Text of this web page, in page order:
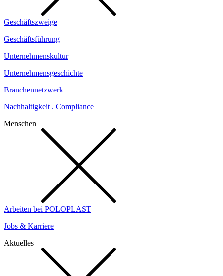
Geschäftszweige
Geschäftsführung
Unternehmenskultur
Unternehmensgeschichte
Branchennetzwerk
Nachhaltigkeit . Compliance
Menschen
Arbeiten bei POLOPLAST
Jobs & Karriere
Aktuelles